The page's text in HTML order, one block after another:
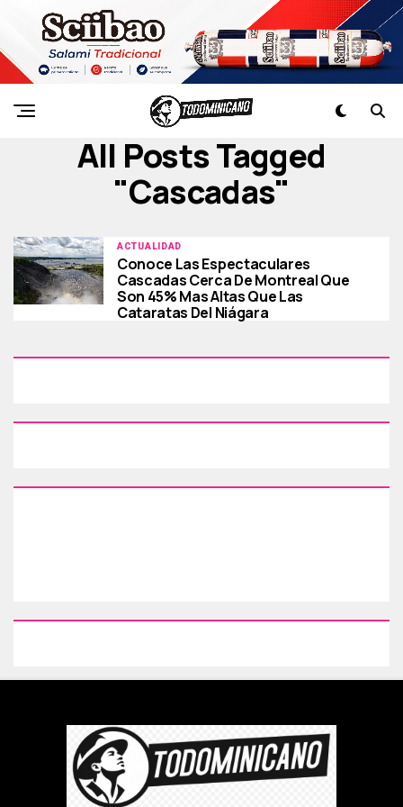
All Posts Tagged
"cascadas"
ACTUALIDAD
Conoce Las Espectaculares
Cascadas Cerca De Montreal Que
Son 45% Mas Altas Que Las
Cataratas Del Niágara